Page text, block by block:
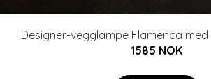
Designer-vegglampe Flamenca
1585 NOK